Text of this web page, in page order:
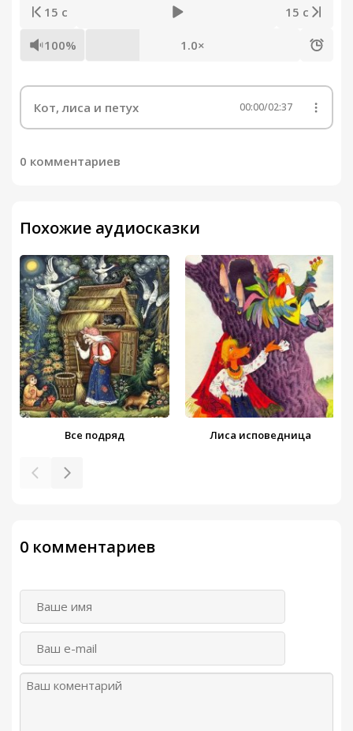
15 с 15 с
100% 1.0×
Кот, лиса и петух 00:00/02:37
0 комментариев
Похожие аудиосказки
Все подряд Лиса исповедница
0 комментариев